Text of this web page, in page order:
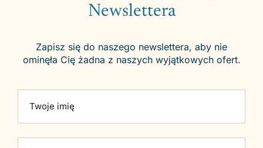
Newslettera
Zapisz się do naszego newslettera, aby nie
ominęła Cię żadna z naszych wyjątkowych ofert.
Twoje imię